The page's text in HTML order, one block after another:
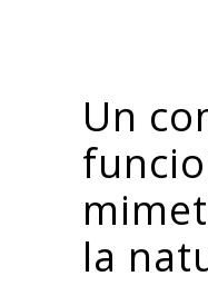
Un
la